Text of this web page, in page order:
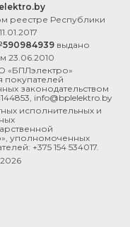
реестре Республики
выдано
23.06.2010
«БПЛэлектро»
покупателей
законодательством
info@bplelektro.by
исполнительных и
уполномоченных
+375 154 534017.
2026